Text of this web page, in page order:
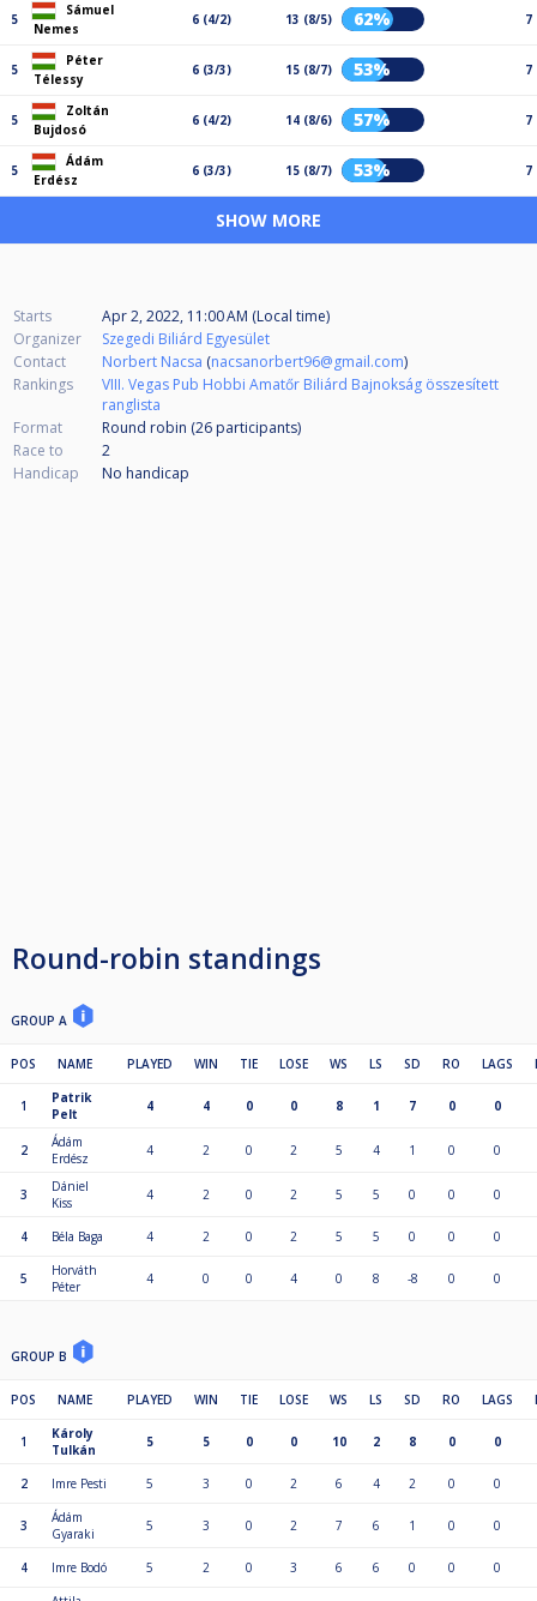
5
Sámuel
Nemes
6 (4/2) 13 (8/5) 62% 7
5
Péter
Télessy
6 (3/3) 15 (8/7) 53% 7
5
Zoltán
Bujdosó
6 (4/2) 14 (8/6) 57% 7
5
Ádám
Erdész
6 (3/3) 15 (8/7) 53% 7
SHOW MORE
Starts
Apr 2, 2022, 11:00 AM (Local time)
Organizer
Szegedi Biliárd Egyesület
Contact
Norbert Nacsa (nacsanorbert96@gmail.com)
Rankings
VIII. Vegas Pub Hobbi Amatőr Biliárd Bajnokság összesített
ranglista
Format
Round robin (26 participants)
Race to
2
Handicap
No handicap
Round-robin standings
GROUP A
POS NAME PLAYED WIN TIE LOSE WS LS SD RO LAGS
1
Patrik
Pelt
4 4 0 0 8 1 7 0 0
2
Ádám
Erdész
4 2 0 2 5 4 1 0 0
3
Dániel
Kiss
4 2 0 2 5 5 0 0 0
4 Béla Baga 4 2 0 2 5 5 0 0 0
5
Horváth
Péter
4 0 0 4 0 8 -8 0 0
GROUP B
POS NAME PLAYED WIN TIE LOSE WS LS SD RO LAGS
1
Károly
Tulkán
5 5 0 0 10 2 8 0 0
2 Imre Pesti 5 3 0 2 6 4 2 0 0
3
Ádám
Gyaraki
5 3 0 2 7 6 1 0 0
4 Imre Bodó 5 2 0 3 6 6 0 0
0